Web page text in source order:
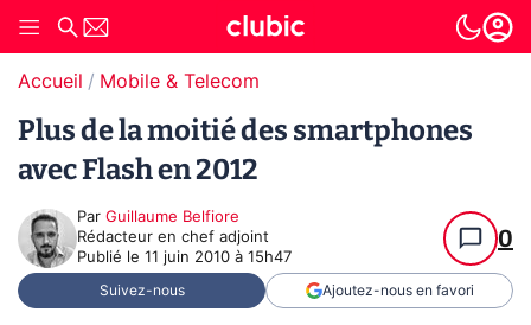
Accueil Mobile & Telecom
Plus de la moitié des smartphones
avec Flash en 2012
Par Guillaume Belfiore
Rédacteur en chef adjoint
Publié le 11 juin 2010 à 15h47
0
Suivez-nous Ajoutez-nous en favori